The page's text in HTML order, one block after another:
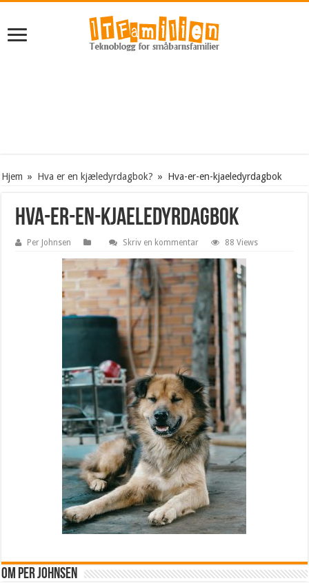
Hjem » Hva er en kjæledyrdagbok? » Hva-er-en-kjaeledyrdagbok
Hva-er-en-kjaeledyrdagbok
Per Johnsen Skriv en kommentar 88 Views
Om Per Johnsen